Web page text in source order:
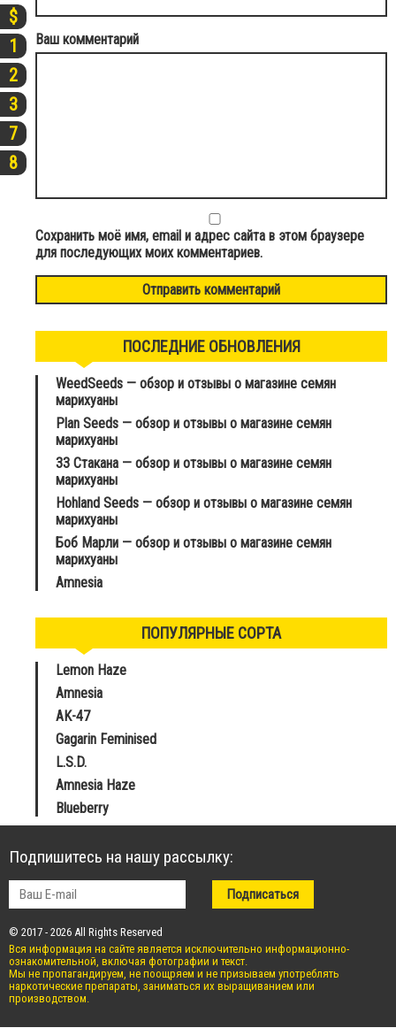
$
1
2
3
7
8
Ваш комментарий
Сохранить моё имя, email и адрес сайта в этом браузере
для последующих моих комментариев.
ПОСЛЕДНИЕ ОБНОВЛЕНИЯ
WeedSeeds — обзор и отзывы о магазине семян
марихуаны
Plan Seeds — обзор и отзывы о магазине семян
марихуаны
33 Стакана — обзор и отзывы о магазине семян
марихуаны
Hohland Seeds — обзор и отзывы о магазине семян
марихуаны
Боб Марли — обзор и отзывы о магазине семян
марихуаны
Amnesia
ПОПУЛЯРНЫЕ СОРТА
Lemon Haze
Amnesia
AK-47
Gagarin Feminised
L.S.D.
Amnesia Haze
Blueberry
Подпишитесь на нашу рассылку:
© 2017 - 2026 All Rights Reserved
Вся информация на сайте является исключительно информационно-
ознакомительной, включая фотографии и текст.
Мы не пропагандируем, не поощряем и не призываем употреблять
наркотические препараты, заниматься их выращиванием или
производством.